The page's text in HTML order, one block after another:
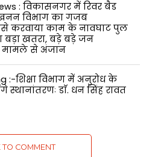
: विकासनगर में रिवर बैड
विभाग का गजब
करवाया काम के नावघाट पुल
बड़ा खतरा, बड़े बड़े जन
मामले से अंजान
:-शिक्षा विभाग में अनुरोध के
स्थानांतरणः डाॅ. धन सिंह रावत
TO COMMENT